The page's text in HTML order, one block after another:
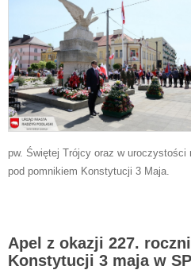
pw. Świętej Trójcy oraz w
pod pomnikiem Konstytucji 3 Maja.
Apel z okazji 227.
Konstytucji 3 maja w